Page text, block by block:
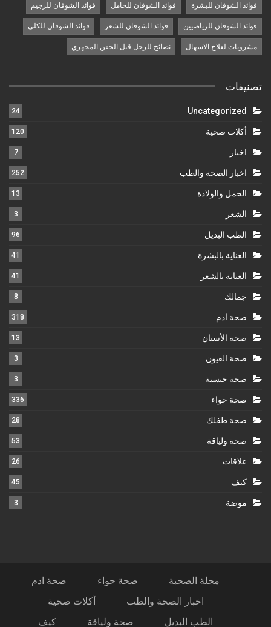
فوائد الشوفان للبشرة فوائد الشوفان للحامل فوائد الشوفان للرجيم
فوائد الشوفان للرياضيين فوائد الشوفان للشعر فوائد الشوفان للكلى
مشروبات لعلاج الاسهال نصائح للرجل قبل الحقن المجهري
تصنيفات
Uncategorized
24
أكلات صحية 120
اخبار 7
اخبار الصحة والطب 252
الحمل والولادة 13
الشعر 3
الطب البديل 96
العناية بالبشرة 41
العناية بالشعر 41
جمالك 8
صحة ادم 318
صحة الأسنان 13
صحة العيون 3
صحة جنسية 3
صحة حواء 336
صحة طفلك 28
صحة ولياقة 53
علاقات 26
كيف 45
موضة 3
مجلة الصحبة صحة حواء
صحة ادم
اخبار الصحة والطب
أكلات صحية
الطب البديل
صحة ولياقة كيف